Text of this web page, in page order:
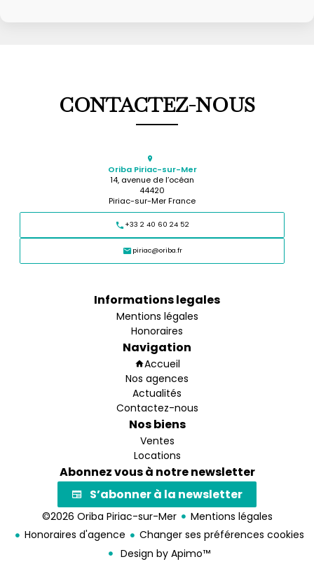
CONTACTEZ-NOUS
Oriba Piriac-sur-Mer
14, avenue de l’océan
44420
Piriac-sur-Mer France
+33 2 40 60 24 52
piriac@oriba.fr
Informations legales
Mentions légales
Honoraires
Navigation
Accueil
Nos agences
Actualités
Contactez-nous
Nos biens
Ventes
Locations
Abonnez vous à notre newsletter
S’abonner à la newsletter
©2026 Oriba Piriac-sur-Mer
Mentions légales
Honoraires d'agence
Changer ses préférences cookies
Design by Apimo™